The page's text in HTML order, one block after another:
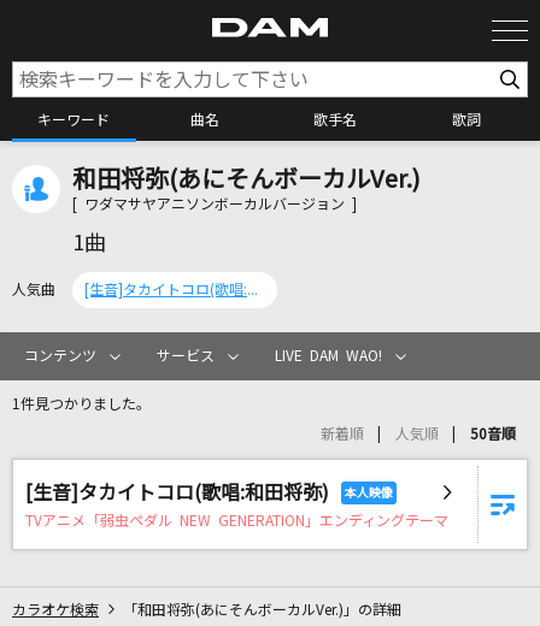
キーワード 曲名 歌手名 歌詞
カラオケ検索
カラオケリクエスト
リアルタイムで歌われている曲の一覧
My Voice Is For You
和田将弥(あにそんボーカルVer.)
[ ワダマサヤアニソンボーカルバージョン ]
1曲
人気曲 [生音]タカイトコロ(歌唱:和田将弥)
コンテンツ サービス LIVE DAM WAO!
1件見つかりました。
新着順 人気順 50音順
[生音]タカイトコロ(歌唱:和田将弥)
TVアニメ「弱虫ペダル NEW GENERATION」エンディングテーマ
カラオケ検索 「和田将弥(あにそんボーカルVer.)」の詳細